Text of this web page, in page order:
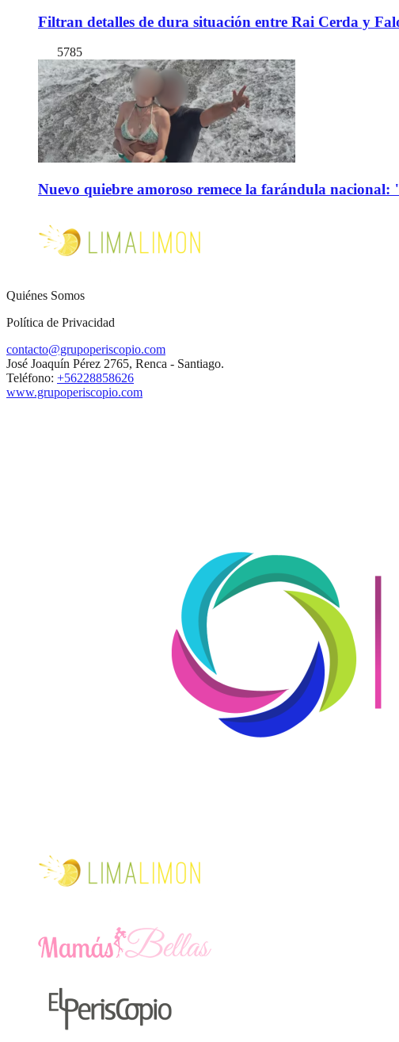
Filtran detalles de dura situación entre Rai Cerda y
5785
Nuevo quiebre amoroso remece la farándula
Quiénes Somos
Política de Privacidad
contacto@grupoperiscopio.com
José Joaquín Pérez 2765, Renca - Santiago.
Teléfono: +56228858626
www.grupoperiscopio.com